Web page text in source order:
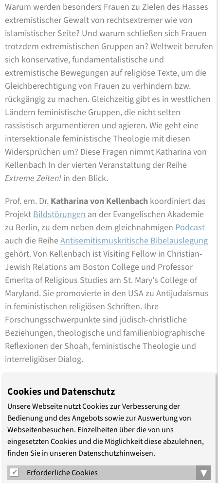
Warum werden besonders Frauen zu Zielen des Hasses
extremistischer Gewalt von rechtsextremer wie von
islamistischer Seite? Und warum schließen sich Frauen
trotzdem extremistischen Gruppen an? Weltweit berufen
sich konservative, fundamentalistische und
extremistische Bewegungen auf religiöse Texte, um die
Gleichberechtigung von Frauen zu verhindern bzw.
rückgängig zu machen. Gleichzeitig gibt es in westlichen
Ländern feministische Gruppen, die nicht selten
rassistisch argumentieren und agieren. Wie geht eine
intersektionale feministische Theologie mit diesen
Widersprüchen um? Diese Fragen nimmt Katharina von
Kellenbach In der vierten Veranstaltung der Reihe
Extreme Zeiten! in den Blick.
Prof. em. Dr. Katharina von Kellenbach koordiniert das
Projekt Bildstörungen an der Evangelischen Akademie
zu Berlin, zu dem neben dem gleichnahmigen Podcast
auch die ReiheAntisemitismuskritische Bibelauslegung
gehört. Von Kellenbach ist Visiting Fellow in Christian-
Jewish Relations am Boston College und Professor
Emerita of Religious Studies am St. Mary's College of
Maryland. Sie promovierte in den USA zu Antijudaismus
in feministischen religiösen Schriften. Ihre
Forschungsschwerpunkte sind jüdisch-christliche
Beziehungen, theologische und familienbiographische
Reflexionen der Shoah, feministische Theologie und
interreligiöser Dialog.
Online-VeranstaltungsreiheExtreme Zeiten!
Diese Veranstaltung ist Teil der interreligiösen Reihe
Extreme Zeiten!Religion als Zielscheibe und
AusgangspunktextremistischenDenkens.Mehr zu dieser
Reihe und ihren Veranstaltungenhier.
Cookies und Datenschutz
Unsere Webseite nutzt Cookies zur Verbesserung der
Bedienung und des Angebots sowie zur Auswertung von
Webseitenbesuchen. Einzelheiten über die von uns
eingesetzten Cookies und die Möglichkeit diese abzulehnen,
finden Sie in unseren Datenschutzhinweisen.
Erforderliche Cookies
▾